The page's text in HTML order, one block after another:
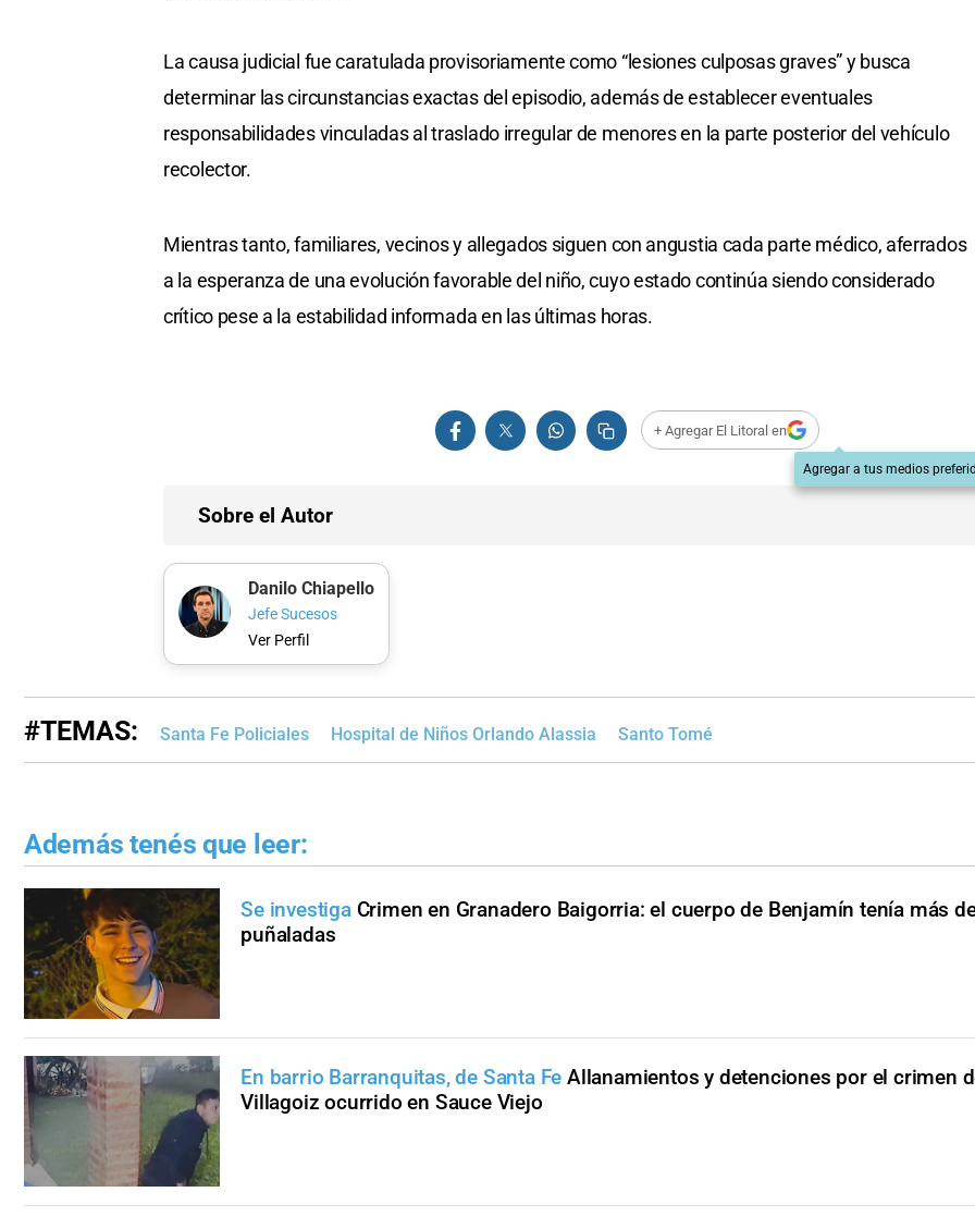
La causa judicial fue caratulada provisoriamente como “lesiones culposas graves” y busca
determinar las circunstancias exactas del episodio, además de establecer eventuales
responsabilidades vinculadas al traslado irregular de menores en la parte posterior del vehículo
recolector.
Mientras tanto, familiares, vecinos y allegados siguen con angustia cada parte médico, aferrados
a la esperanza de una evolución favorable del niño, cuyo estado continúa siendo considerado
crítico pese a la estabilidad informada en las últimas horas.
+ Agregar El Litoral en
Agregar a tus medios
Sobre el Autor
Danilo Chiapello
Jefe Sucesos
Ver Perfil
#TEMAS: Santa Fe Policiales Hospital de Niños Orlando Alassia Santo Tomé
Además tenés que leer:
Se investiga Crimen en Granadero Baigorria: el cuerpo de Benjamín tenía más
puñaladas
En barrio Barranquitas, de Santa Fe Allanamientos y detenciones por el crimen
Villagoiz ocurrido en Sauce Viejo